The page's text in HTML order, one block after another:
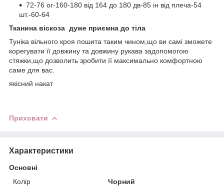
72-76 ог-160-180 від 164 до 180 дв-85 ін від плеча-54
шт.-60-64
Тканина віскоза дуже приємна до тіла
Туніка вільного кроя пошита таким чином,що ви самі зможете
корегувати її довжину та довжину рукава задопомогою
стяжки,що дозволить зробити її максимально комфортною
саме для вас.
якісний накат
Приховати
Характеристики
Основні
Колір
Чорний